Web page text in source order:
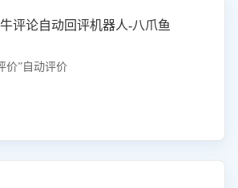
评论自动回评机器人-八爪鱼
价”自动评价